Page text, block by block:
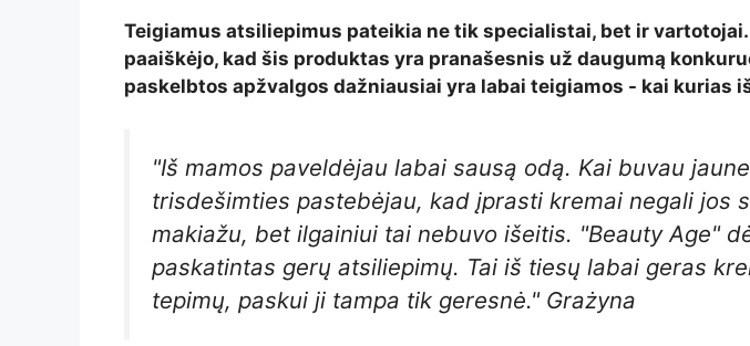
Teigiamus atsiliepimus pateikia ne tik specialistai, bet ir
paaiškėjo, kad šis produktas yra pranašesnis už daugumą
paskelbtos apžvalgos dažniausiai yra labai teigiamos - kai kurias
"Iš mamos paveldėjau labai sausą odą. Kai buvau
trisdešimties pastebėjau, kad įprasti kremai negali jos
makiažu, bet ilgainiui tai nebuvo išeitis. "Beauty Age"
paskatintas gerų atsiliepimų. Tai iš tiesų labai geras
tepimų, paskui ji tampa tik geresnė." Grażyna